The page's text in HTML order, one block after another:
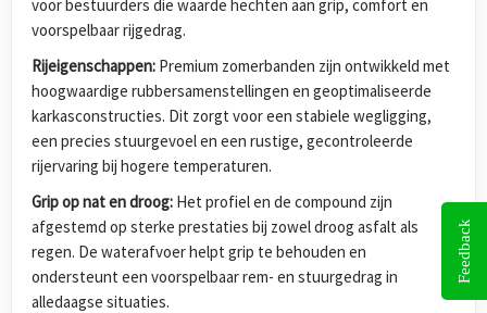
voor bestuurders die waarde hechten aan grip, comfort en
voorspelbaar rijgedrag.
Rijeigenschappen: Premium zomerbanden zijn ontwikkeld met
hoogwaardige rubbersamenstellingen en geoptimaliseerde
karkasconstructies. Dit zorgt voor een stabiele wegligging,
een precies stuurgevoel en een rustige, gecontroleerde
rijervaring bij hogere temperaturen.
Grip op nat en droog: Het profiel en de compound zijn
afgestemd op sterke prestaties bij zowel droog asfalt als
regen. De waterafvoer helpt grip te behouden en
ondersteunt een voorspelbaar rem- en stuurgedrag in
alledaagse situaties.
Feedback